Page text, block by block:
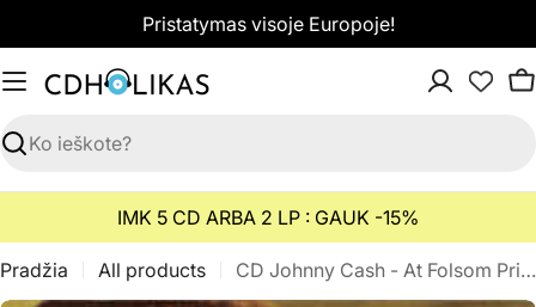
prie
turinio
Pristatymas visoje Europoje!
Paieška
IMK 5 CD ARBA 2 LP : GAUK -15%
Pradžia All products CD Johnny Cash - At Folsom Prison